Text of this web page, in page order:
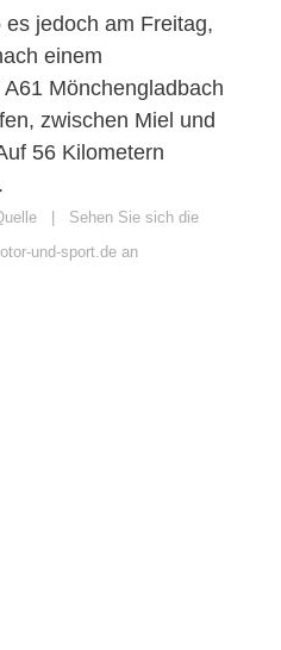
jedoch am Freitag,
einem
Mönchengladbach
zwischen Miel und
56 Kilometern
Sehen Sie sich die
und-sport.de an